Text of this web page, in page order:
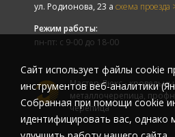
ул. Родионова, 23 а схема проезда
Режим работы:
пн-пт: с 9-00 до 18-00
Мастер-Люкс -
металлочерепица,
черепица
Cайт использует файлы cookie
инструментов веб-аналитики
Собранная при помощи cookie
идентифицировать вас,